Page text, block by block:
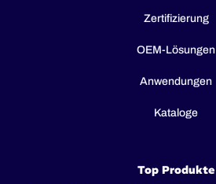
Zertifizierung
OEM-Lösungen
Anwendungen
Kataloge
Top Produkte